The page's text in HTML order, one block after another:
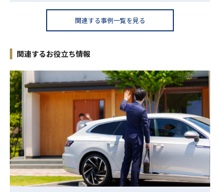
関連する事例一覧を見る
関連するお役立ち情報